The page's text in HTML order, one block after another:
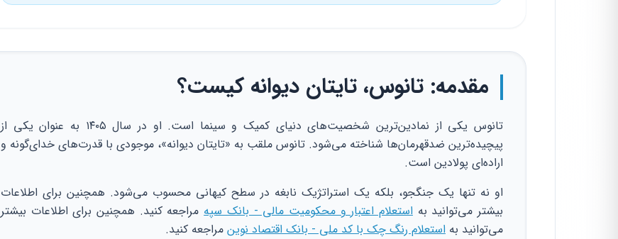
مقدمه: تانوس، تایتان دیوانه کیست؟
تانوس یکی از نمادین‌ترین شخصیت‌های دنیای کمیک و سینما است. او در سال ۱۴۰۵ به عنوان یکی از
پیچیده‌ترین ضدقهرمان‌ها شناخته می‌شود. تانوس ملقب به «تایتان دیوانه»، موجودی با قدرت‌های خدای‌گونه و
اراده‌ای پولادین است.
او نه تنها یک جنگجو، بلکه یک استراتژیک نابغه در سطح کیهانی محسوب می‌شود. همچنین برای اطلاعات
بیشتر می‌توانید بهاستعلام اعتبار و محکومیت مالی - بانک سپهمراجعه کنید. همچنین برای اطلاعات بیشتر
می‌توانید به استعلام رنگ چک با کد ملی - بانک اقتصاد نوین مراجعه کنید.